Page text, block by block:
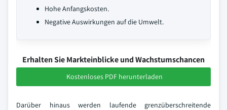
Hohe Anfangskosten.
Negative Auswirkungen auf die Umwelt.
Erhalten Sie Markteinblicke und Wachstumschancen
Kostenloses PDF herunterladen
Darüber hinaus werden laufende grenzüberschreitende